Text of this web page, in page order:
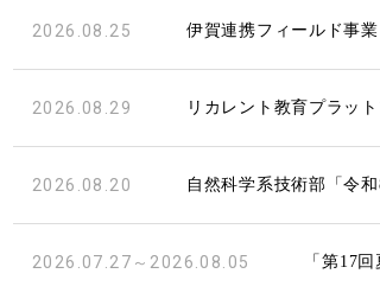
2026.08.25 伊賀連携フィールド事
2026.08.29 リカレント教育プラッ
2026.08.20 自然科学系技術部「令
2026.07.27～2026.08.05 「第17